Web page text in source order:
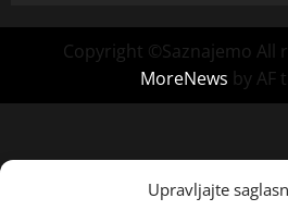
Upravljajte
Copyright ©Saznajemo All
MoreNews by AF